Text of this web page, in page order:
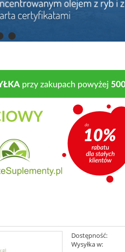
Dostępność:
Wysyłka w: